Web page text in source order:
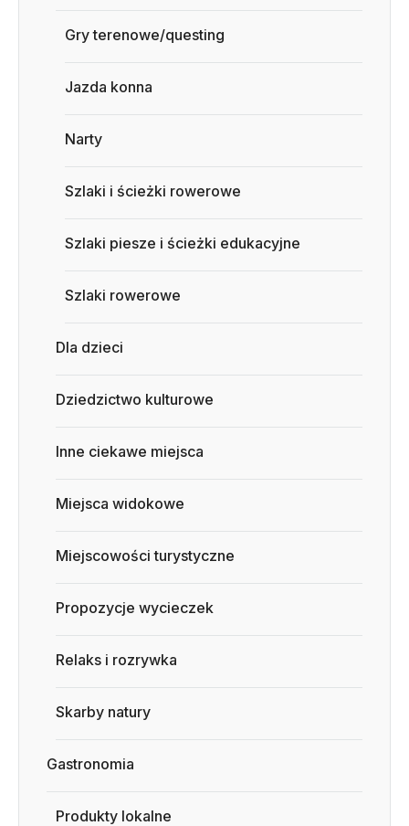
Gry terenowe/questing
Jazda konna
Narty
Szlaki i ścieżki rowerowe
Szlaki piesze i ścieżki edukacyjne
Szlaki rowerowe
Dla dzieci
Dziedzictwo kulturowe
Inne ciekawe miejsca
Miejsca widokowe
Miejscowości turystyczne
Propozycje wycieczek
Relaks i rozrywka
Skarby natury
Gastronomia
Produkty lokalne